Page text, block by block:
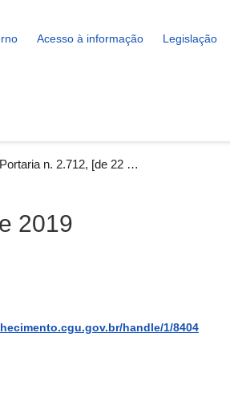
Acesso à informação Legislação
Portaria n. 2.712, [de 22 de agosto] de 2019
2019
handle/1/8404